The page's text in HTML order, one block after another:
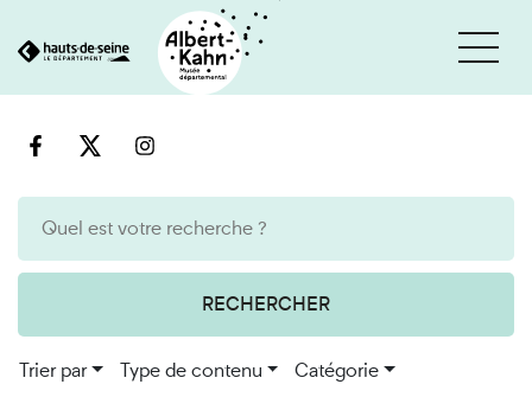
au
RECHERCHER
Trier par Type de contenu Catégorie
Cookies et traceurs utilisés sur ce site